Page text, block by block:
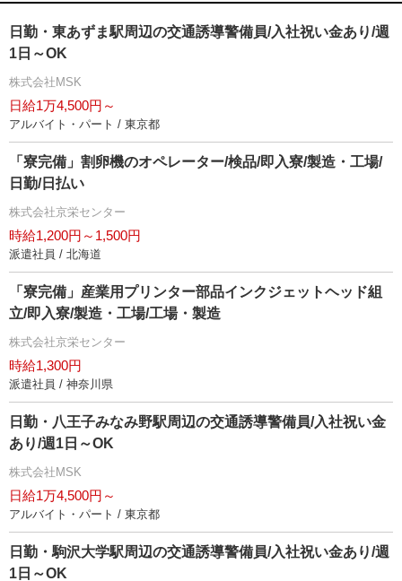
日勤・東あずま駅周辺の交通誘導警備員/入社祝い金あり/週
1日～OK
株式会社MSK
日給1万4,500円～
アルバイト・パート / 東京都
「寮完備」割卵機のオペレーター/検品/即入寮/製造・工場/
日勤/日払い
株式会社京栄センター
時給1,200円～1,500円
派遣社員 / 北海道
「寮完備」産業用プリンター部品インクジェットヘッド組
立/即入寮/製造・工場/工場・製造
株式会社京栄センター
時給1,300円
派遣社員 / 神奈川県
日勤・八王子みなみ野駅周辺の交通誘導警備員/入社祝い金
あり/週1日～OK
株式会社MSK
日給1万4,500円～
アルバイト・パート / 東京都
日勤・駒沢大学駅周辺の交通誘導警備員/入社祝い金あり/週
1日～OK